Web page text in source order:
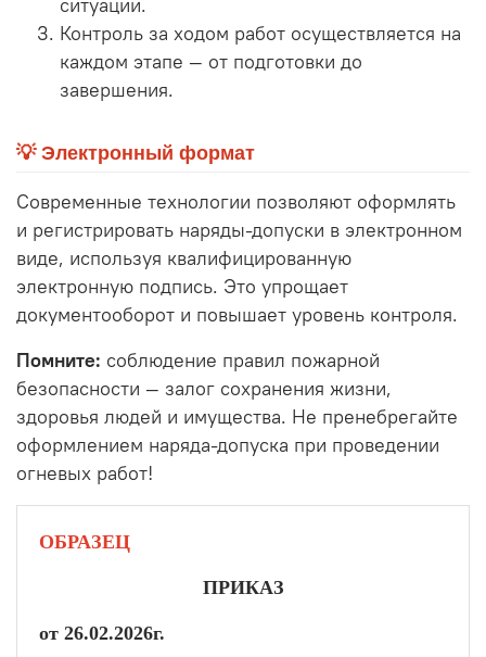
ситуации.
Контроль за ходом работ осуществляется на
каждом этапе — от подготовки до
завершения.
💡 Электронный формат
Современные технологии позволяют оформлять
и регистрировать наряды-допуски в электронном
виде, используя квалифицированную
электронную подпись. Это упрощает
документооборот и повышает уровень контроля.
Помните: соблюдение правил пожарной
безопасности — залог сохранения жизни,
здоровья людей и имущества. Не пренебрегайте
оформлением наряда-допуска при проведении
огневых работ!
ОБРАЗЕЦ
ПРИКАЗ
от 26.02.2026г.